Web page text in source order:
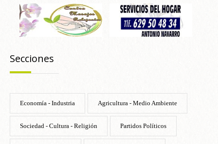
Secciones
Economía - Industria Agricultura - Medio Ambiente
Sociedad - Cultura - Religión Partidos Políticos